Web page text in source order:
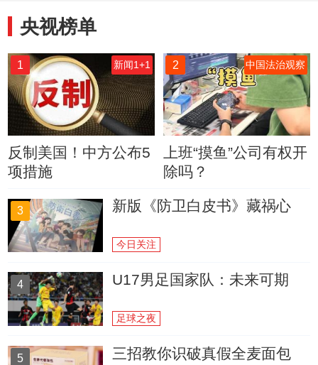
央视榜单
1 新闻1+1
反制美国！中方公布5
项措施
2 中国法治观察
上班“摸鱼”公司有权开
除吗？
3 新版《防卫白皮书》藏祸心
今日关注
4 U17男足国家队：未来可期
足球之夜
5 三招教你识破真假全麦面包